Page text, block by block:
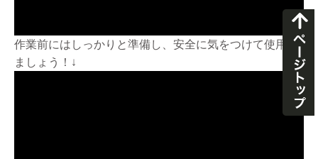
作業前にはしっかりと準備し、安全に気をつけて使用し
ましょう！↓